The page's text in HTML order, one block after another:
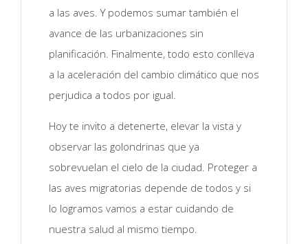
a las aves. Y podemos sumar también el
avance de las urbanizaciones sin
planificación. Finalmente, todo esto conlleva
a la aceleración del cambio climático que nos
perjudica a todos por igual.
Hoy te invito a detenerte, elevar la vista y
observar las golondrinas que ya
sobrevuelan el cielo de la ciudad. Proteger a
las aves migratorias depende de todos y si
lo logramos vamos a estar cuidando de
nuestra salud al mismo tiempo.